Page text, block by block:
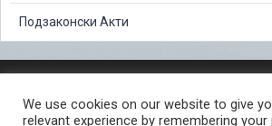
Подзаконски Акти
СЛОБОДЕН ПРИСТАП ДО ИНФОРМАЦИИ ОД
We use cookies on our website to give
relevant experience by remembering